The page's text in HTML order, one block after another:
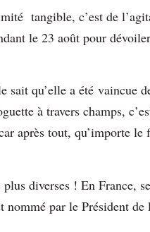
tangible, c’est de
le 23 août pour
qu’elle a été vaincue
à travers champs,
après tout, qu’importe le
diverses ! En France,
par le Président de